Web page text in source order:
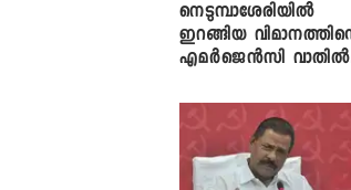
നെടുമ്പാശേരിയിൽ
ഇറങ്ങിയ
എമർജെൻസി വാതിൽ